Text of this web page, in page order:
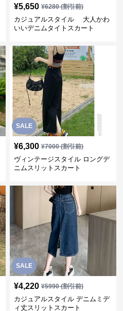
¥5,650 ¥6280(割引前)
カジュアルスタイル 大人かわ
いいデニムタイトスカート
SALE
¥6,300 ¥7000(割引前)
ヴィンテージスタイル ロングデ
ニムスリットスカート
SALE
¥4,220 ¥5990(割引前)
カジュアルスタイル デニムミデ
ィ丈スリットスカート